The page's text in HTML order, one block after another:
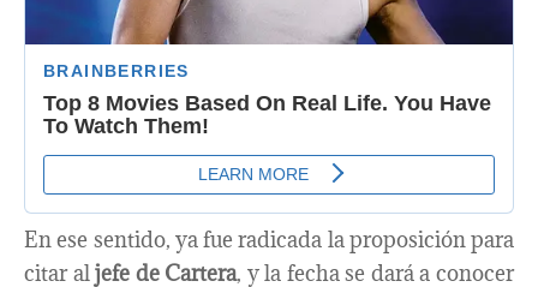
En ese sentido, ya fue radicada la proposición para
citar aljefe de Cartera, y la fecha se dará a conocer